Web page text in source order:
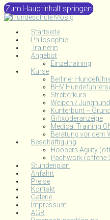
Zum Hauptinhalt springen
Startseite
Philosophie
Trainerin
Angebot
Einzeltraining
Kurse
Berliner
BHV
Streberkurs
Welpen /
Kunterbunt –
Giftköderanzeige
Medical Training
Beratung vor dem
Beschäftigung
Hoopers Agility
Pachwork (offene
Stundenplan
Anfahrt
Preise
Kontakt
Galerie
Impressum
AGB